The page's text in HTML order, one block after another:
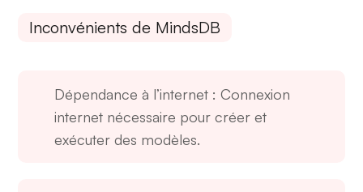
Inconvénients de MindsDB
Dépendance à l’internet : Connexion
internet nécessaire pour créer et
exécuter des modèles.